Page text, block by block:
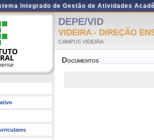
Integrado de Gestão de Atividades
DEPE/VID
VIDEIRA - DIREÇÃO
CAMPUS VIDEIRA
Documentos